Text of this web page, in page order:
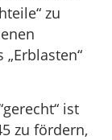
zu
ist
zu fördern,